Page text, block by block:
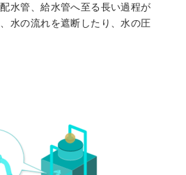
水管、給水管へ至る長い過程が
水の流れを遮断したり、水の圧